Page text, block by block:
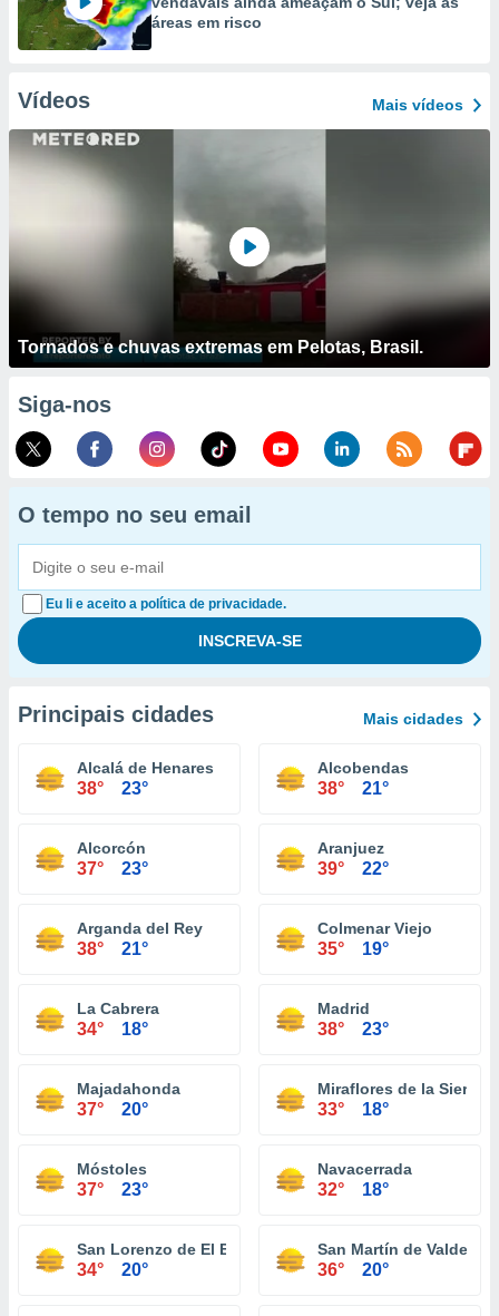
áreas em risco
Vídeos Mais vídeos
Tornados e chuvas extremas em Pelotas, Brasil.
Siga-nos
O tempo no seu email
Eu li e aceito a política de privacidade.
Principais cidades Mais cidades
Alcalá de Henares
38° 23°
Alcobendas
38° 21°
Alcorcón
37° 23°
Aranjuez
39° 22°
Arganda del Rey
38° 21°
Colmenar Viejo
35° 19°
La Cabrera
34° 18°
Madrid
38° 23°
Majadahonda
37° 20°
Miraflores de la Sierra
33° 18°
Móstoles
37° 23°
Navacerrada
32° 18°
San Lorenzo de El Escorial
34° 20°
San Martín de
36° 20°